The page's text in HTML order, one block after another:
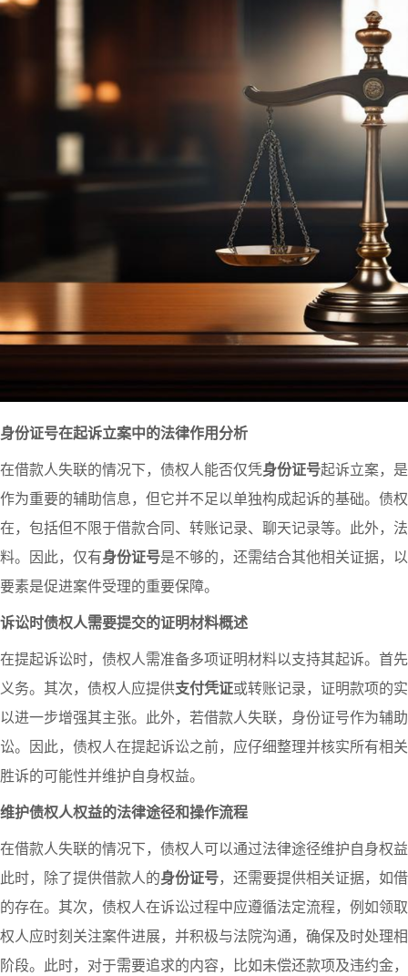
身份证号在起诉立案中的法律作用分析
在借款人失联的情况下，债权人能否仅凭身份证号起诉立案，
作为重要的辅助信息，但它并不足以单独构成起诉的基础。债
在，包括但不限于借款合同、转账记录、聊天记录等。此外，
料。因此，仅有身份证号是不够的，还需结合其他相关证据，
要素是促进案件受理的重要保障。
诉讼时债权人需要提交的证明材料概述
在提起诉讼时，债权人需准备多项证明材料以支持其起诉。首
义务。其次，债权人应提供支付凭证或转账记录，证明款项的
以进一步增强其主张。此外，若借款人失联，身份证号作为辅
讼。因此，债权人在提起诉讼之前，应仔细整理并核实所有相
胜诉的可能性并维护自身权益。
维护债权人权益的法律途径和操作流程
在借款人失联的情况下，债权人可以通过法律途径维护自身权
此时，除了提供借款人的身份证号，还需要提供相关证据，如
的存在。其次，债权人在诉讼过程中应遵循法定流程，例如领
权人应时刻关注案件进展，并积极与法院沟通，确保及时处理
阶段。此时，对于需要追求的内容，比如未偿还款项及违约金